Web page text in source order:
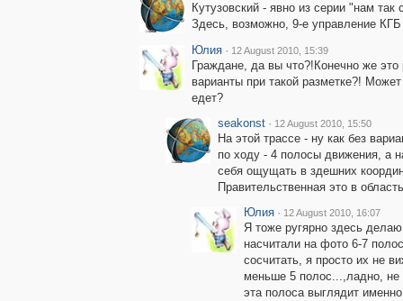
Кутузовский - явно из серии "нам
Здесь, возможно, 9-е управление
Юлия · 12 August 2010, 15:39
Граждане, да вы что?!Конечно же это
варианты при такой разметке?!
едет?
seakonst · 12 August 2010, 15:50
На этой трассе - ну как без
по ходу - 4 полосы движения, а
себя ощущать в здешних
Правительственная это в
Юлия · 12 August 2010, 16:07
Я тоже ругярно здесь
насчитали на фото 6-7
сосчитать, я просто их не
меньше 5 полос...,ладно, не
эта полоса выглядит